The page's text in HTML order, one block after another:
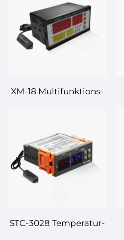
XM-18 Multifunktions-
Alles-in-einem
Regelungslösung
STC-3028 Temperatur-